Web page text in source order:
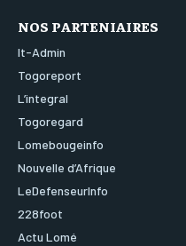
NOS PARTENIAIRES
It-Admin
Togoreport
L’integral
Togoregard
Lomebougeinfo
Nouvelle d’Afrique
LeDefenseurInfo
228foot
Actu Lomé